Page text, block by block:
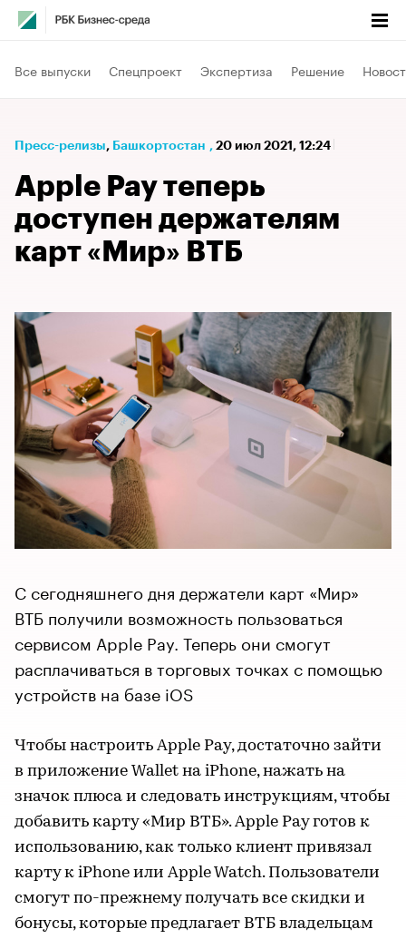
Все выпуски Спецпроект Экспертиза Решение
Пресс-релизы⁠, Башкортостан , 20 июл 2021, 12:24
Apple Pay теперь
доступен держателям
карт «Мир» ВТБ
С сегодняшнего дня держатели карт «Мир»
ВТБ получили возможность пользоваться
сервисом Apple Pay. Теперь они смогут
расплачиваться в торговых точках с помощью
устройств на базе iOS
Чтобы настроить Apple Pay, достаточно зайти
в приложение Wallet на iPhone, нажать на
значок плюса и следовать инструкциям, чтобы
добавить карту «Мир ВТБ». Apple Pay готов к
использованию, как только клиент привязал
карту к iPhone или Apple Watch. Пользователи
смогут по-прежнему получать все скидки и
бонусы, которые предлагает ВТБ владельцам